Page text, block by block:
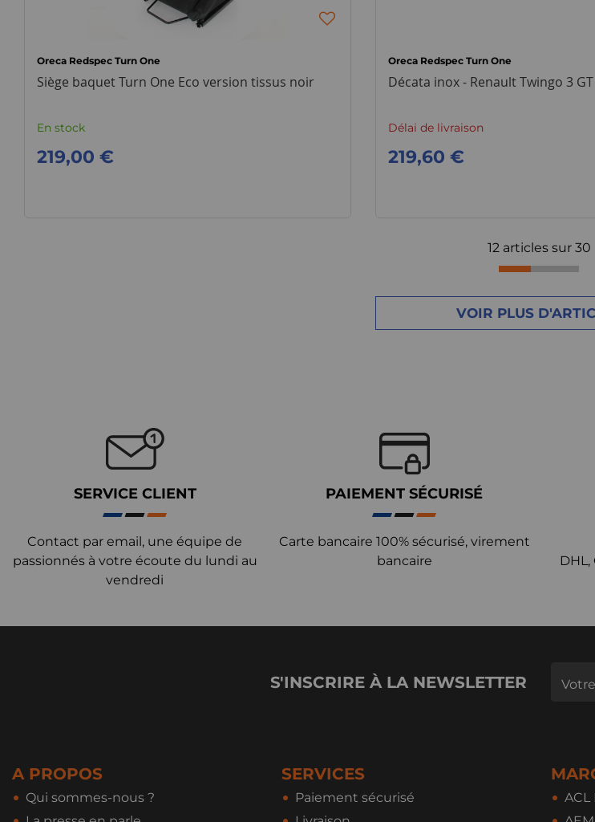
Oreca Redspec Turn One
Siège baquet Turn One Eco version tissus noir
En stock
219,00 €
Oreca Redspec Turn One
Décata inox - Renault Twingo 3 GT
Délai de livraison
219,60 €
12 articles sur 30
VOIR PLUS
SERVICE CLIENT
Contact par email, une équipe de
passionnés à votre écoute du lundi au
vendredi
PAIEMENT SÉCURISÉ
Carte bancaire 100% sécurisé, virement
bancaire
S'INSCRIRE À LA NEWSLETTER
A PROPOS
Qui sommes-nous ?
SERVICES
Paiement sécurisé
ACL